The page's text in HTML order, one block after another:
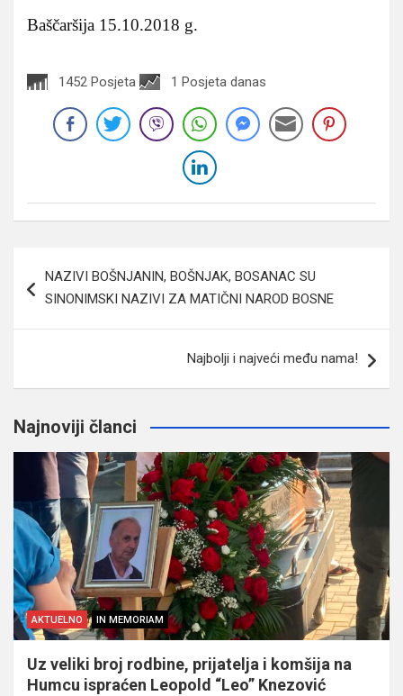
Baščaršija 15.10.2018 g.
1452 Posjeta 1 Posjeta danas
članaka
NAZIVI BOŠNJANIN, BOŠNJAK, BOSANAC SU
SINONIMSKI NAZIVI ZA MATIČNI NAROD BOSNE
Najbolji i najveći među nama!
Najnoviji članci
AKTUELNO IN MEMORIAM
Uz veliki broj rodbine, prijatelja i komšija na
Humcu ispraćen Leopold “Leo” Knezović